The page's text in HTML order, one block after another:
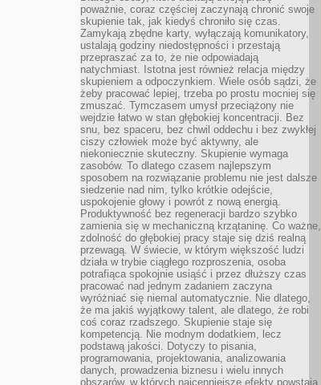
poważnie, coraz częściej zaczynają chronić swoje
skupienie tak, jak kiedyś chroniło się czas.
Zamykają zbędne karty, wyłączają komunikatory,
ustalają godziny niedostępności i przestają
przepraszać za to, że nie odpowiadają
natychmiast. Istotna jest również relacja między
skupieniem a odpoczynkiem. Wiele osób sądzi, że
żeby pracować lepiej, trzeba po prostu mocniej się
zmuszać. Tymczasem umysł przeciążony nie
wejdzie łatwo w stan głębokiej koncentracji. Bez
snu, bez spaceru, bez chwil oddechu i bez zwykłej
ciszy człowiek może być aktywny, ale
niekoniecznie skuteczny. Skupienie wymaga
zasobów. To dlatego czasem najlepszym
sposobem na rozwiązanie problemu nie jest dalsze
siedzenie nad nim, tylko krótkie odejście,
uspokojenie głowy i powrót z nową energią.
Produktywność bez regeneracji bardzo szybko
zamienia się w mechaniczną krzątaninę. Co ważne,
zdolność do głębokiej pracy staje się dziś realną
przewagą. W świecie, w którym większość ludzi
działa w trybie ciągłego rozproszenia, osoba
potrafiąca spokojnie usiąść i przez dłuższy czas
pracować nad jednym zadaniem zaczyna
wyróżniać się niemal automatycznie. Nie dlatego,
że ma jakiś wyjątkowy talent, ale dlatego, że robi
coś coraz rzadszego. Skupienie staje się
kompetencją. Nie modnym dodatkiem, lecz
podstawą jakości. Dotyczy to pisania,
programowania, projektowania, analizowania
danych, prowadzenia biznesu i wielu innych
obszarów, w których najcenniejsze efekty powstają